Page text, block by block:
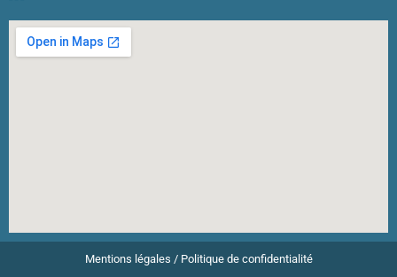
Mentions légales / Politique de confidentialité